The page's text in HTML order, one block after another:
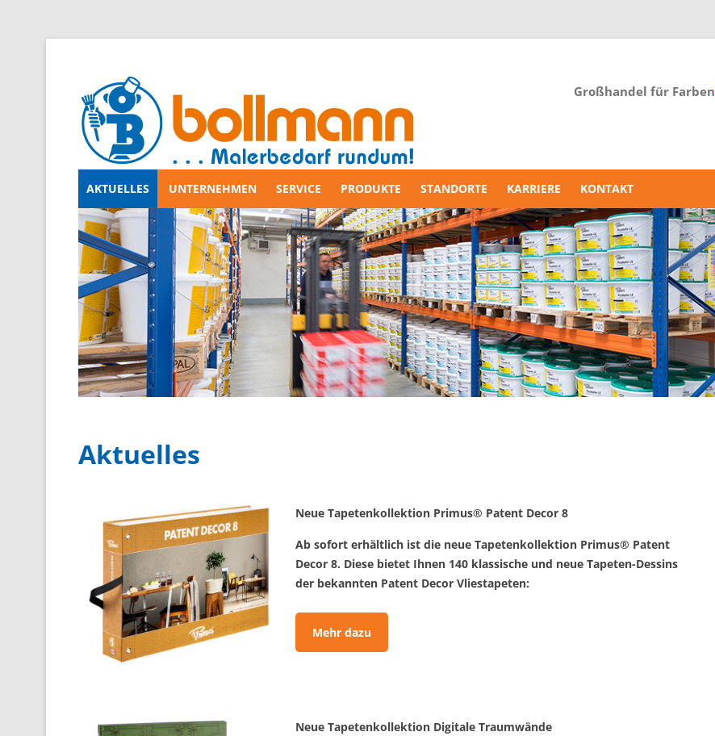
Großhandel für Farben
Zum
Inhalt
springen
AKTUELLES UNTERNEHMEN SERVICE PRODUKTE STANDORTE KARRIERE KONTAKT
Aktuelles
Neue Tapetenkollektion Primus® Patent Decor 8
Ab sofort erhältlich ist die neue Tapetenkollektion Primus® Patent
Decor 8. Diese bietet Ihnen 140 klassische und neue Tapeten-Dessins
der bekannten Patent Decor Vliestapeten:
Mehr dazu
Neue Tapetenkollektion Digitale Traumwände